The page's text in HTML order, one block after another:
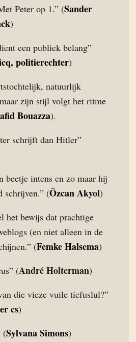
Peter op 1.” (Sander
)
een publiek belang”
politierechter)
natuurlijk
zijn stijl volgt het ritme
Bouazza).
schrijft dan Hitler”
beetje intens en zo maar hij
schrijven.” (Özcan Akyol)
het bewijs dat prachtige
(en niet alleen in de
(Femke Halsema)
(André Holterman)
die vieze vuile tiefuslul?”
cs)
(Sylvana Simons)